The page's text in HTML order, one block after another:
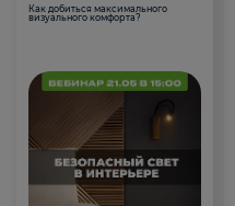
Как добиться максимального
визуального комфорта?